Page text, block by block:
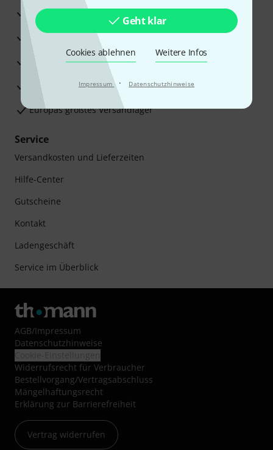
Geht klar
Cookies ablehnen Weitere Infos
Impressum · Datenschutzhinweise
30 Tage Money-Back-Garantie
Reparaturservice
Beratung durch Fachexperten
Zufriedenheitsgarantie
Europas größtes Versandlager
Service
Versandkosten und Lieferzeiten
Hilfe-Center
Gutscheine
Kontakt
Ladengeschäft
Service im Überblick
AGB/Impressum
Datenschutzhinweise
Widerrufsrecht für Verbraucher
Bestellvorgang/Vertragsabschluss
Mängelhaftungsrecht
Erklärung zur Barrierefreiheit
Vertrag widerrufen